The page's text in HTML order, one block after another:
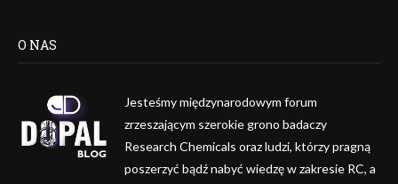
O NAS
Jesteśmy międzynarodowym forum
zrzeszającym szerokie grono badaczy
Research Chemicals oraz ludzi, którzy pragną
poszerzyć bądź nabyć wiedzę w zakresie RC, a